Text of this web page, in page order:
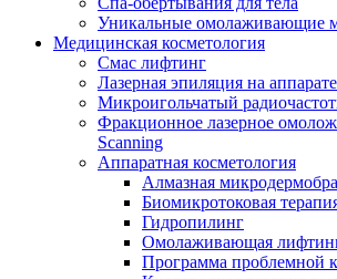
Уникальные омолаживающие
Медицинская косметология
Смас лифтинг
Лазерная эпиляция на
Микроигольчатый
Фракционное лазерное
Scanning
Аппаратная косметология
Алмазная
Биомикротоковая
Гидропилинг
Омолаживающая
Программа проблемной